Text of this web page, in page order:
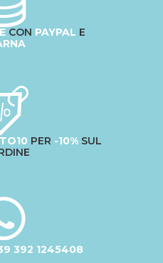
CON PAYPAL E
PER -10% SUL
392 1245408